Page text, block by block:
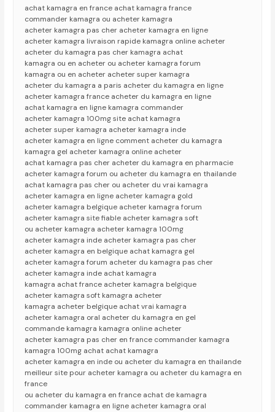
achat kamagra en france achat kamagra france
commander kamagra ou acheter kamagra
acheter kamagra pas cher acheter kamagra en ligne
acheter kamagra livraison rapide kamagra online acheter
acheter du kamagra pas cher kamagra achat
kamagra ou en acheter ou acheter kamagra forum
kamagra ou en acheter acheter super kamagra
acheter du kamagra a paris acheter du kamagra en ligne
acheter kamagra france acheter du kamagra en ligne
achat kamagra en ligne kamagra commander
acheter kamagra 100mg site achat kamagra
acheter super kamagra acheter kamagra inde
acheter kamagra en ligne comment acheter du kamagra
kamagra gel acheter kamagra online acheter
achat kamagra pas cher acheter du kamagra en pharmacie
acheter kamagra forum ou acheter du kamagra en thailande
achat kamagra pas cher ou acheter du vrai kamagra
acheter kamagra en ligne acheter kamagra gold
acheter kamagra belgique acheter kamagra forum
acheter kamagra site fiable acheter kamagra soft
ou acheter kamagra acheter kamagra 100mg
acheter kamagra inde acheter kamagra pas cher
acheter kamagra en belgique achat kamagra gel
acheter kamagra forum acheter du kamagra pas cher
acheter kamagra inde achat kamagra
kamagra achat france acheter kamagra belgique
acheter kamagra soft kamagra acheter
kamagra acheter belgique achat vrai kamagra
acheter kamagra oral acheter du kamagra en gel
commande kamagra kamagra online acheter
acheter kamagra pas cher en france commander kamagra
kamagra 100mg achat achat kamagra
acheter kamagra en inde ou acheter du kamagra en thailande
meilleur site pour acheter kamagra ou acheter du kamagra en
france
ou acheter du kamagra en france achat de kamagra
commander kamagra en ligne acheter kamagra oral